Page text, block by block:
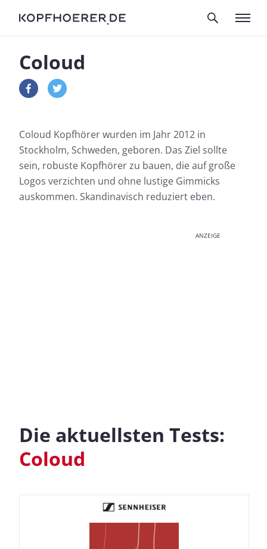
Coloud
Coloud Kopfhörer wurden im Jahr 2012 in
Stockholm, Schweden, geboren. Das Ziel sollte
sein, robuste Kopfhörer zu bauen, die auf große
Logos verzichten und ohne lustige Gimmicks
auskommen. Skandinavisch reduziert eben.
ANZEIGE
Die aktuellsten Tests:
Coloud